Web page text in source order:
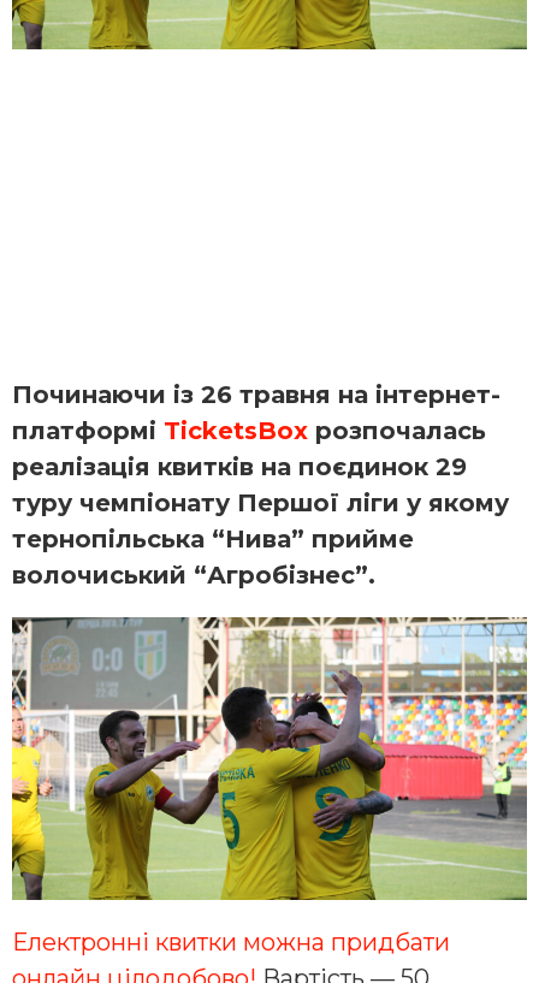
Починаючи із 26 травня на інтернет-
платформі TicketsBox розпочалась
реалізація квитків на поєдинок 29
туру чемпіонату Першої ліги у якому
тернопільська “Нива” прийме
волочиський “Агробізнес”.
Електронні квитки можна придбати